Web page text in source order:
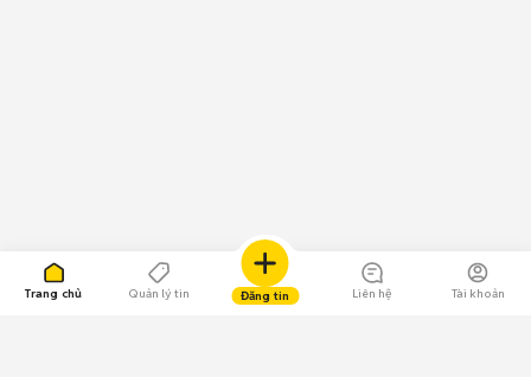
Trang chủ Quản lý tin Đăng tin Liên hệ Tài khoản